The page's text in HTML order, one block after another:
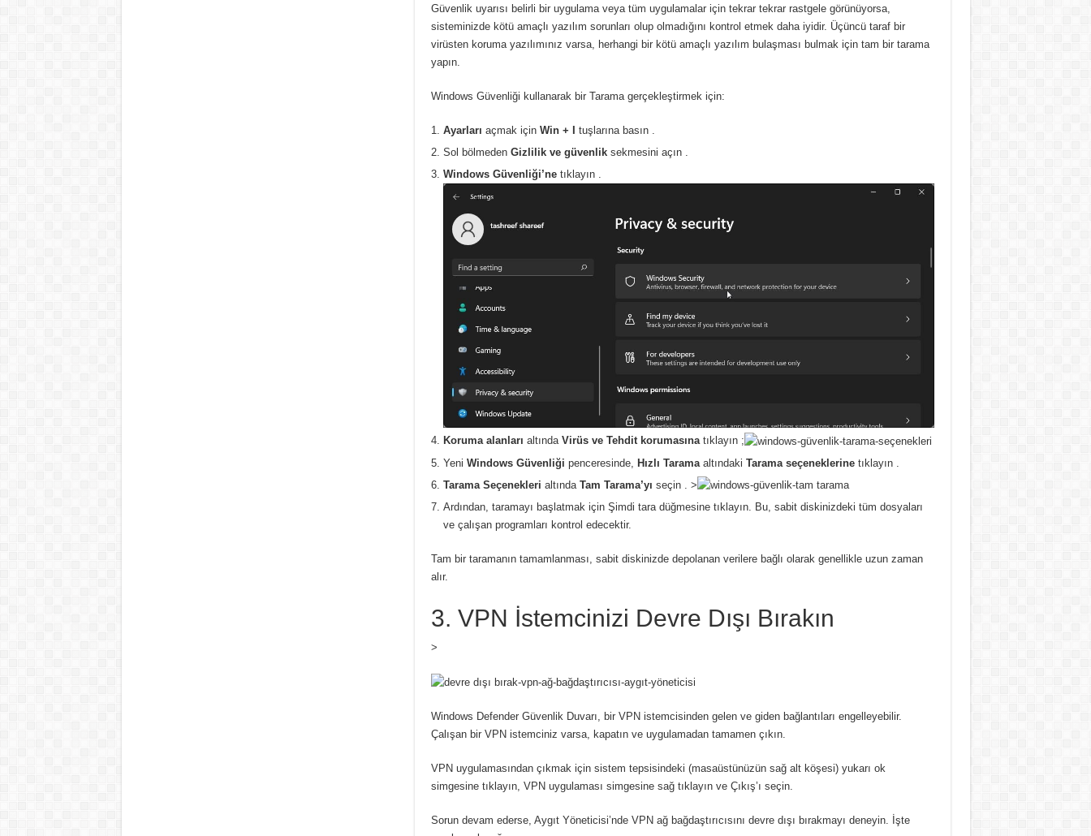
Güvenlik uyarısı belirli bir uygulama veya tüm uygulamalar için tekrar tekrar rastgele görünüyorsa,
sisteminizde kötü amaçlı yazılım sorunları olup olmadığını kontrol etmek daha iyidir. Üçüncü taraf bir
virüsten koruma yazılımınız varsa, herhangi bir kötü amaçlı yazılım bulaşması bulmak için tam bir tarama
yapın.
Windows Güvenliği kullanarak bir Tarama gerçekleştirmek için:
Ayarları açmak için Win + I tuşlarına basın .
Sol bölmeden Gizlilik ve güvenliksekmesini açın .
Windows Güvenliği’netıklayın .
Koruma alanları altında Virüs ve Tehdit korumasınatıklayın ;
Yeni Windows Güvenliği penceresinde, Hızlı Taramaaltındaki Tarama seçeneklerinetıklayın .
Tarama Seçenekleri altında Tam Tarama’yı seçin . >
Ardından, taramayı başlatmak için Şimdi tara düğmesine tıklayın. Bu, sabit diskinizdeki tüm dosyaları
ve çalışan programları kontrol edecektir.
Tam bir taramanın tamamlanması, sabit diskinizde depolanan verilere bağlı olarak genellikle uzun zaman
alır.
3. VPN İstemcinizi Devre Dışı Bırakın
>
Windows Defender Güvenlik Duvarı, bir VPN istemcisinden gelen ve giden bağlantıları engelleyebilir.
Çalışan bir VPN istemciniz varsa, kapatın ve uygulamadan tamamen çıkın.
VPN uygulamasından çıkmak için sistem tepsisindeki (masaüstünüzün sağ alt köşesi) yukarı ok
simgesine tıklayın, VPN uygulaması simgesine sağ tıklayın ve Çıkış’ı seçin.
Sorun devam ederse, Aygıt Yöneticisi’nde VPN ağ bağdaştırıcısını devre dışı bırakmayı deneyin.
İşte